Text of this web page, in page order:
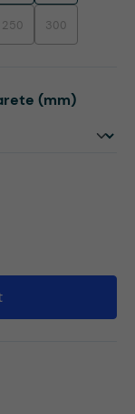
is currently unavailable.)
250(This option is currently
300(This option is
(mm)
amount